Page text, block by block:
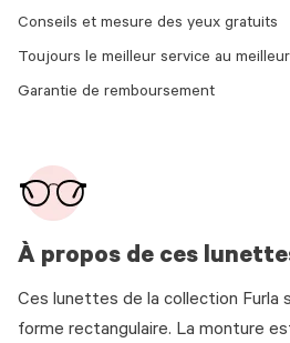
À propos de ces
Ces lunettes de la collection Furla
forme rectangulaire. La monture
Conseils et mesure des yeux gratuits
Toujours le meilleur service au
Garantie de remboursement